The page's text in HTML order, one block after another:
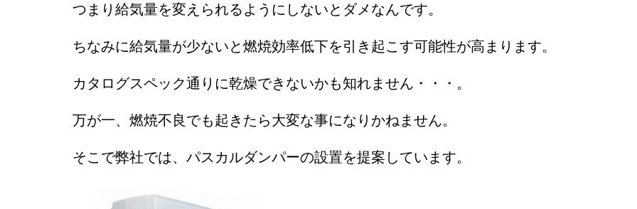
つまり給気量を変えられるようにしないとダメなんです。
ちなみに給気量が少ないと燃焼効率低下を引き起こす可能性が高まります。
カタログスペック通りに乾燥できないかも知れません・・・。
万が一、燃焼不良でも起きたら大変な事になりかねません。
そこで弊社では、パスカルダンパーの設置を提案しています。